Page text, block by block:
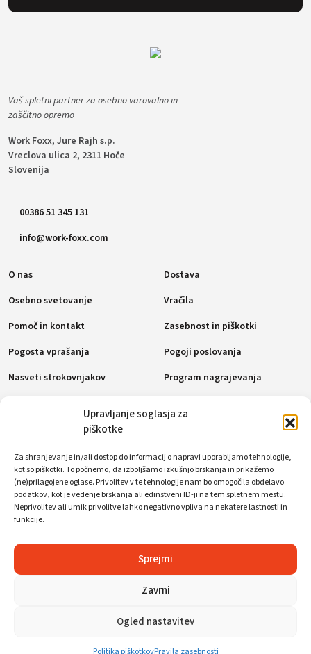
Upravljanje soglasja za
piškotke
Za shranjevanje in/ali dostop do informacij o napravi uporabljamo tehnologije,
kot so piškotki. To počnemo, da izboljšamo izkušnjo brskanja in prikažemo
(ne)prilagojene oglase. Privolitev v te tehnologije nam bo omogočila obdelavo
podatkov, kot je vedenje brskanja ali edinstveni ID-ji na tem spletnem mestu.
Neprivolitev ali umik privolitve lahko negativno vpliva na nekatere lastnosti in
funkcije.
Sprejmi
Zavrni
Ogled nastavitev
Politika piškotkovPravila zasebnosti
Vaš spletni partner za osebno varovalno in
zaščitno opremo
Work Foxx, Jure Rajh s.p.
Vreclova ulica 2, 2311 Hoče
Slovenija
00386 51 345 131
info@work-foxx.com
O nas
Osebno svetovanje
Pomoč in kontakt
Pogosta vprašanja
Nasveti strokovnjakov
Dostava
Vračila
Zasebnost in piškotki
Pogoji poslovanja
Program nagrajevanja
Socialna omrežja